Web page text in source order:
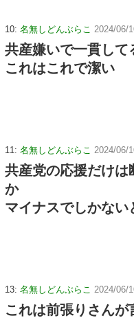
10: 名無しどんぶらこ 2024/06/
共産嫌いで一貫して
これはこれで潔い
11: 名無しどんぶらこ 2024/06/
共産党の応援だけは
か
マイナスでしかない
13: 名無しどんぶらこ 2024/06/
これは前張りさん